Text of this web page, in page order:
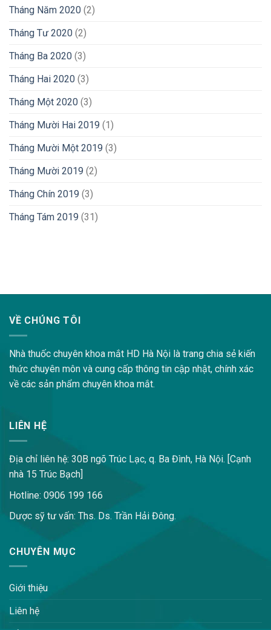
Tháng Năm 2020 (2)
Tháng Tư 2020 (2)
Tháng Ba 2020 (3)
Tháng Hai 2020 (3)
Tháng Một 2020 (3)
Tháng Mười Hai 2019 (1)
Tháng Mười Một 2019 (3)
Tháng Mười 2019 (2)
Tháng Chín 2019 (3)
Tháng Tám 2019 (31)
VỀ CHÚNG TÔI
Nhà thuốc chuyên khoa mắt HD Hà Nội là trang chia sẻ kiến
thức chuyên môn và cung cấp thông tin cập nhật, chính xác
về các sản phẩm chuyên khoa mắt.
LIÊN HỆ
Địa chỉ liên hệ: 30B ngõ Trúc Lạc, q. Ba Đình, Hà Nội. [Cạnh
nhà 15 Trúc Bạch]
Hotline: 0906 199 166
Dược sỹ tư vấn: Ths. Ds. Trần Hải Đông.
CHUYÊN MỤC
Giới thiệu
Liên hệ